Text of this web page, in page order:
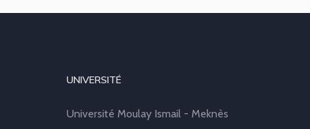
UNIVERSITÉ
Université Moulay Ismail - Meknès